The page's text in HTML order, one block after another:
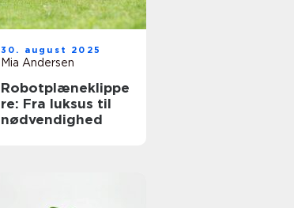
30. august 2025
Mia Andersen
Robotplæneklippe
re: Fra luksus til
nødvendighed